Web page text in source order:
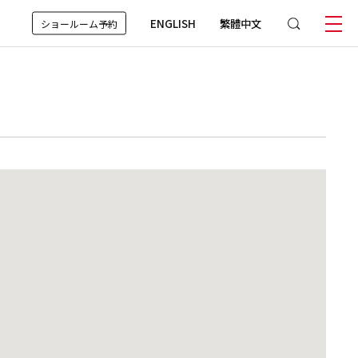
ショールーム予約 ENGLISH 繁體中文